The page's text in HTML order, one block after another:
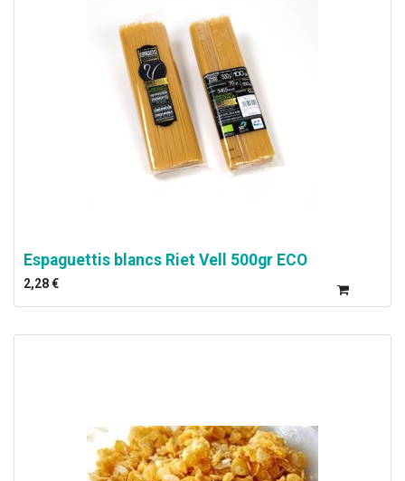
Espaguettis blancs Riet Vell 500gr ECO
2,28€